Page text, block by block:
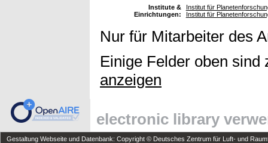
Institute &
Einrichtungen:
Institut für
Institut für
Nur für Mitarbeiter des
Einige Felder oben
anzeigen
electronic library
Gestaltung Webseite und Datenbank: Copyright © Deutsches Zentrum für Luft- und